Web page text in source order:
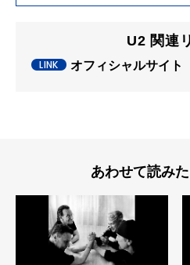
U2 関連
オフィシャルサイト
あわせて読み